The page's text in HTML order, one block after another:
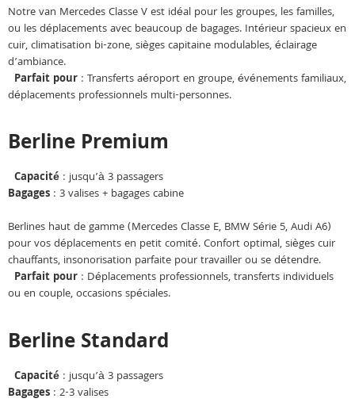
Notre van Mercedes Classe V est idéal pour les groupes, les familles,
ou les déplacements avec beaucoup de bagages. Intérieur spacieux en
cuir, climatisation bi-zone, sièges capitaine modulables, éclairage
d’ambiance.
Parfait pour : Transferts aéroport en groupe, événements familiaux,
déplacements professionnels multi-personnes.
Berline Premium
Capacité : jusqu’à 3 passagers
Bagages : 3 valises + bagages cabine
Berlines haut de gamme (Mercedes Classe E, BMW Série 5, Audi A6)
pour vos déplacements en petit comité. Confort optimal, sièges cuir
chauffants, insonorisation parfaite pour travailler ou se détendre.
Parfait pour : Déplacements professionnels, transferts individuels
ou en couple, occasions spéciales.
Berline Standard
Capacité : jusqu’à 3 passagers
Bagages : 2-3 valises